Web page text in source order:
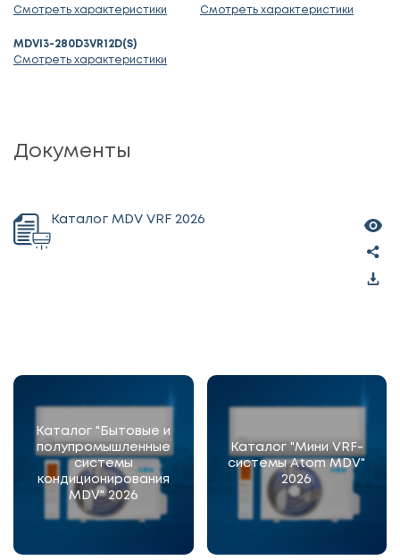
Смотреть характеристики
Смотреть характеристики
MDVI3-280D3VR12D(S)
Смотреть характеристики
Документы
Каталог MDV VRF 2026
Каталог "Бытовые и
полупромышленные
системы
кондиционирования
MDV" 2026
Каталог "Мини VRF-
системы Atom MDV"
2026